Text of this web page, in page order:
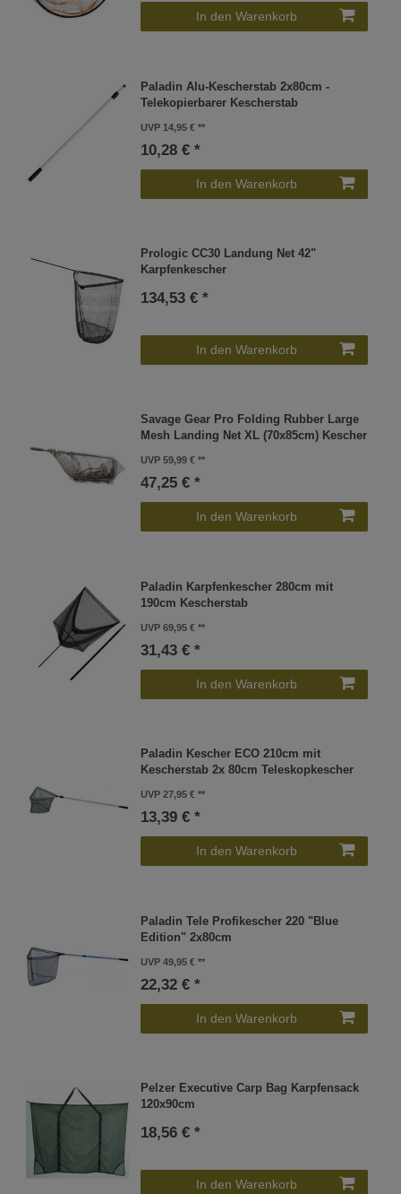
In den Warenkorb
Paladin Alu-Kescherstab 2x80cm -
Telekopierbarer Kescherstab
UVP 14,95 €
10,28 € *
In den Warenkorb
Prologic CC30 Landung Net 42"
Karpfenkescher
134,53 € *
In den Warenkorb
Savage Gear Pro Folding Rubber Large
Mesh Landing Net XL (70x85cm) Kescher
UVP 59,99 €
47,25 € *
In den Warenkorb
Paladin Karpfenkescher 280cm mit
190cm Kescherstab
UVP 69,95 €
31,43 € *
In den Warenkorb
Paladin Kescher ECO 210cm mit
Kescherstab 2x 80cm Teleskopkescher
UVP 27,95 €
13,39 € *
In den Warenkorb
Paladin Tele Profikescher 220 "Blue
Edition" 2x80cm
UVP 49,95 €
22,32 € *
In den Warenkorb
Pelzer Executive Carp Bag Karpfensack
120x90cm
18,56 € *
In den Warenkorb